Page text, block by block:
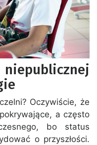
Oczywiście, że
a często
bo status
o przyszłości.